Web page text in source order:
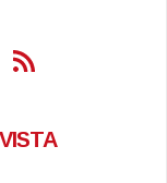
Feed RSS